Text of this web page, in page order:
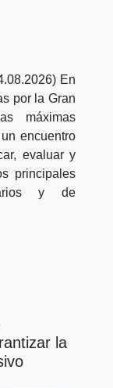
En
por la Gran
máximas
encuentro
evaluar y
principales
y de
la